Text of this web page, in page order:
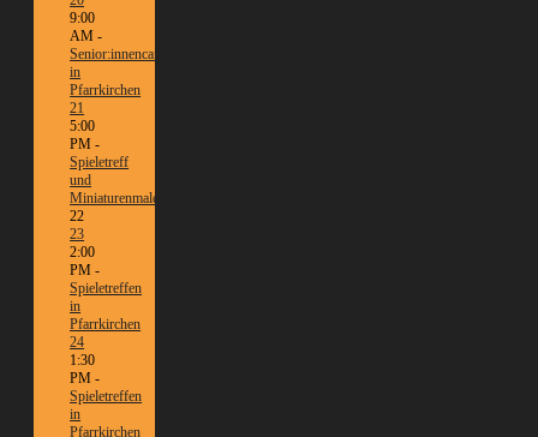
9:00
AM -
Senior:innencafé
in
Pfarrkirchen
21
5:00
PM -
Spieletreff
und
Miniaturenmalen/Tabletop
22
23
2:00
PM -
Spieletreffen
in
Pfarrkirchen
24
1:30
PM -
Spieletreffen
in
Pfarrkirchen